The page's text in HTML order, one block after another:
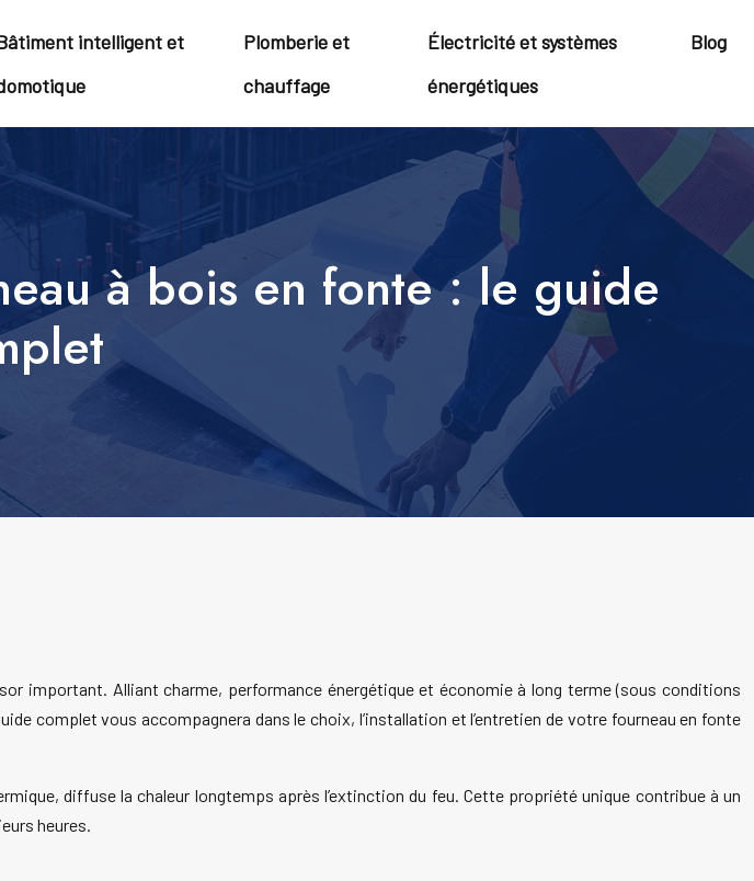
intelligent et
Plomberie et
chauffage
Électricité et systèmes
énergétiques
Blog
à bois en fonte : le guide
important. Alliant charme, performance énergétique et économie à long terme (sous conditions
complet vous accompagnera dans le choix, l’installation et l’entretien de votre fourneau en fonte
diffuse la chaleur longtemps après l’extinction du feu. Cette propriété unique contribue à un
heures.